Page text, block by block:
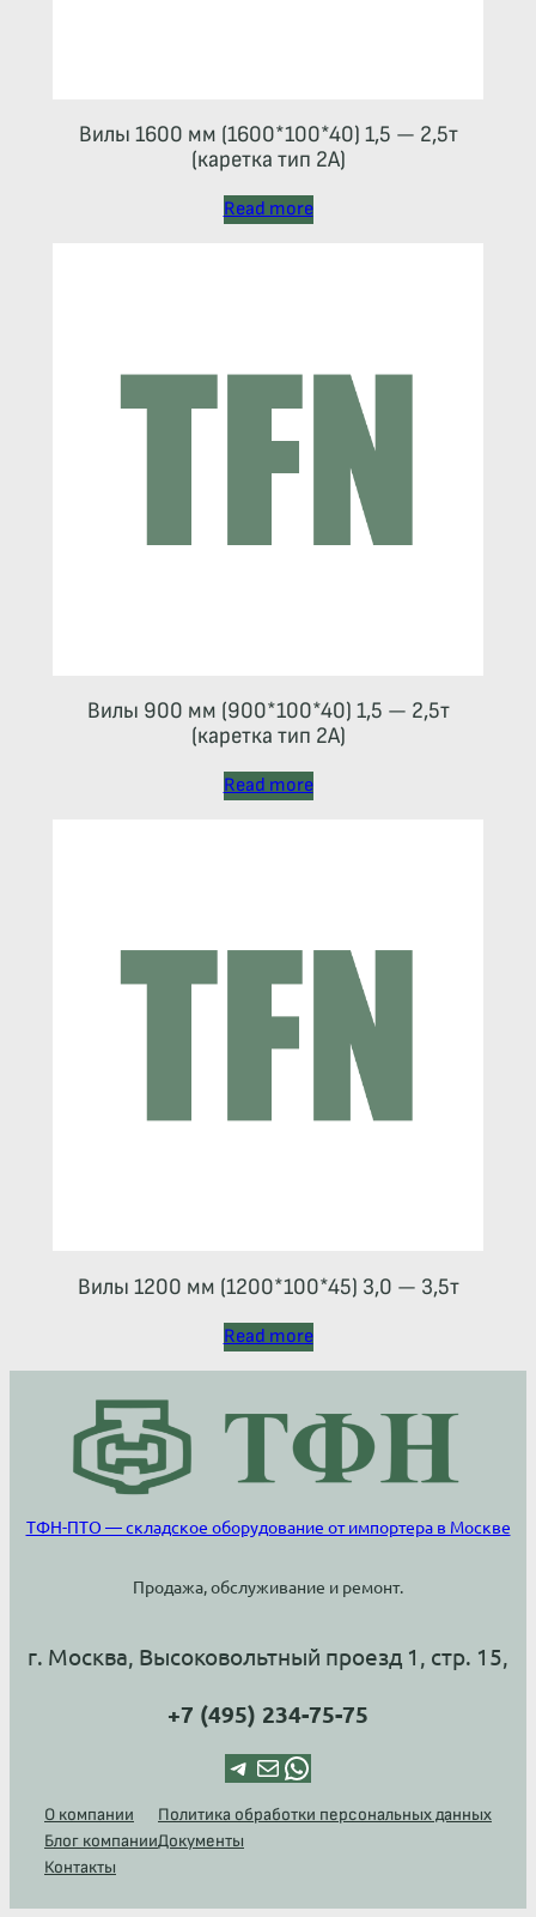
Вилы 1600 мм (1600*100*40) 1,5 — 2,5т
(каретка тип 2A)
Read more
Вилы 900 мм (900*100*40) 1,5 — 2,5т
(каретка тип 2A)
Read more
Вилы 1200 мм (1200*100*45) 3,0 — 3,5т
Read more
ТФН-ПТО — складское оборудование от импортера в Москве
Продажа, обслуживание и ремонт.
г. Москва, Высоковольтный проезд 1, стр. 15,
+7 (495) 234-75-75
Telegram Почта WhatsApp
О компании
Блог компании
Контакты
Политика обработки персональных данных
Документы